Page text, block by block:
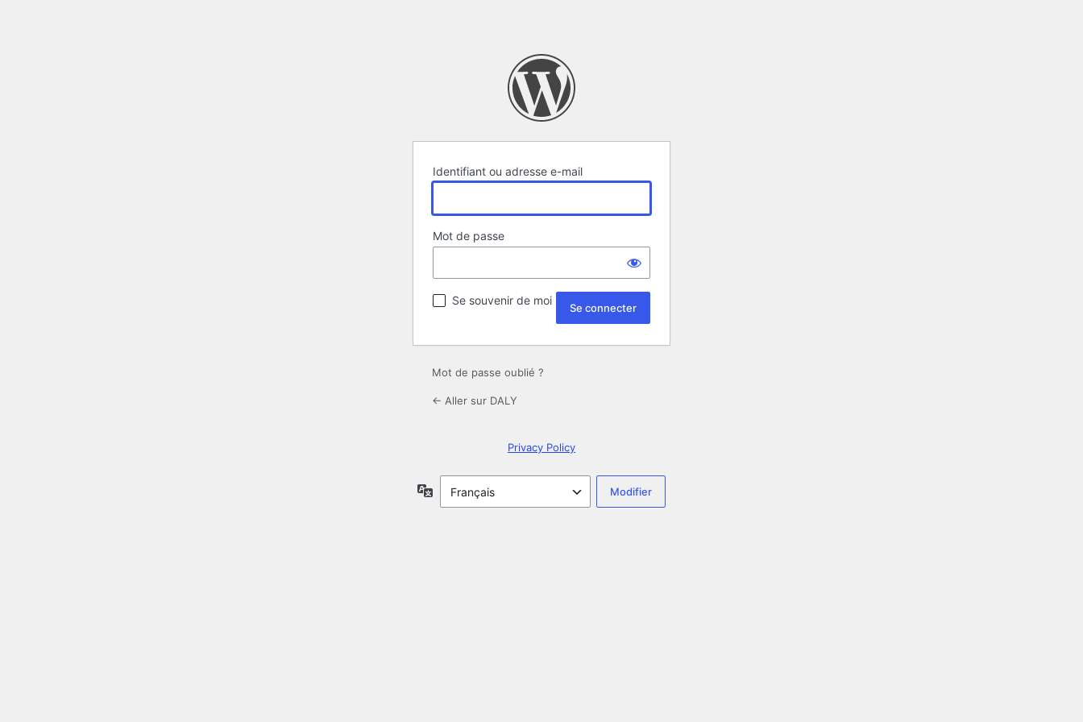
Identifiant ou adresse e-mail
Mot de passe
Se souvenir de moi
Mot de passe oublié ?
← Aller sur DALY
Privacy Policy
Langue